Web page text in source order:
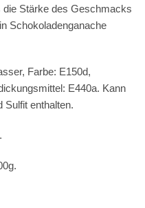
Stärke des Geschmacks
Schokoladenganache
Farbe: E150d,
E440a. Kann
Sulfit enthalten.
.